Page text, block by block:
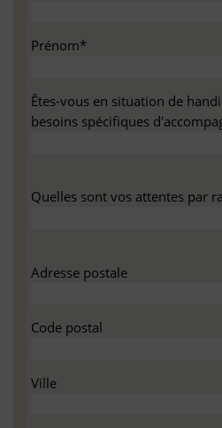
Prénom*
Êtes-vous en situation de
besoins spécifiques
Quelles sont vos attentes par
Adresse postale
Code postal
Ville